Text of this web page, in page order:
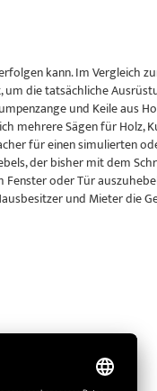
kann. Im Vergleich
die tatsächliche
und Keile aus
mehrere Sägen für
für einen simulierten
der bisher mit dem
oder Tür
und Mieter die